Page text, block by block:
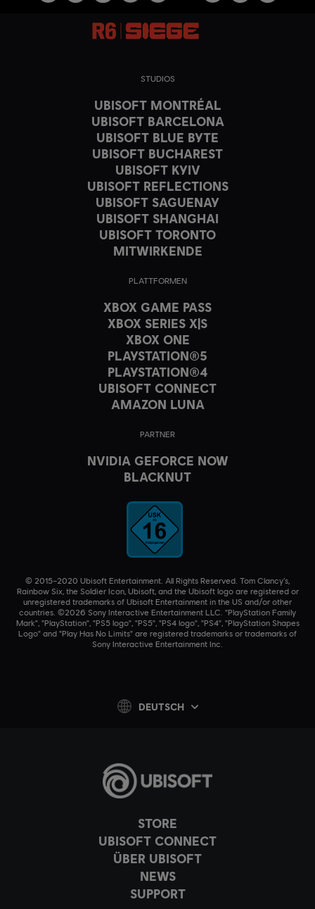
STORE
UBISOFT CONNECT
ÜBER UBISOFT
NEWS
SUPPORT
STUDIOS
UBISOFT MONTRÉAL
UBISOFT BARCELONA
UBISOFT BLUE BYTE
UBISOFT BUCHAREST
UBISOFT KYIV
UBISOFT REFLECTIONS
UBISOFT SAGUENAY
UBISOFT SHANGHAI
UBISOFT TORONTO
MITWIRKENDE
PLATTFORMEN
XBOX GAME PASS
XBOX SERIES X|S
XBOX ONE
PLAYSTATION®5
PLAYSTATION®4
UBISOFT CONNECT
AMAZON LUNA
PARTNER
NVIDIA GEFORCE NOW
BLACKNUT
© 2015–2020 Ubisoft Entertainment. All Rights Reserved. Tom Clancy’s,
Rainbow Six, the Soldier Icon, Ubisoft, and the Ubisoft logo are registered or
unregistered trademarks of Ubisoft Entertainment in the US and/or other
countries. ©2026 Sony Interactive Entertainment LLC. "PlayStation Family
Mark", "PlayStation", "PS5 logo", "PS5", "PS4 logo", "PS4", "PlayStation Shapes
Logo" and "Play Has No Limits" are registered trademarks or trademarks of
Sony Interactive Entertainment Inc.
DEUTSCH